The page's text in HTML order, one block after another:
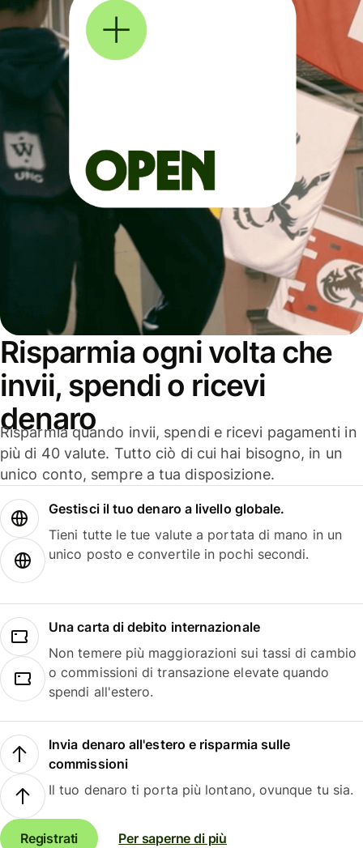
Risparmia ogni volta che
invii, spendi o ricevi
denaro
Risparmia quando invii, spendi e ricevi pagamenti in
più di 40 valute. Tutto ciò di cui hai bisogno, in un
unico conto, sempre a tua disposizione.
Gestisci il tuo denaro a livello globale.
Tieni tutte le tue valute a portata di mano in un
unico posto e convertile in pochi secondi.
Una carta di debito internazionale
Non temere più maggiorazioni sui tassi di cambio
o commissioni di transazione elevate quando
spendi all'estero.
Invia denaro all'estero e risparmia sulle
commissioni
Il tuo denaro ti porta più lontano, ovunque tu sia.
Registrati Per saperne di più